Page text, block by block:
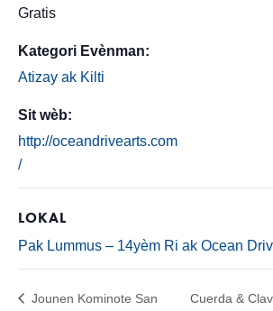
Gratis
Kategori Evènman:
Atizay ak Kilti
Sit wèb:
http://oceandrivearts.com
/
LOKAL
Pak Lummus – 14yèm Ri ak Ocean
Jounen Kominote San Cuerda &